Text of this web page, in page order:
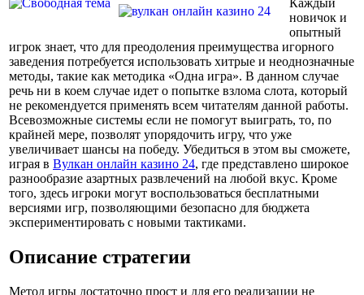
Каждый
новичок и
опытный
игрок знает, что для преодоления преимущества игорного
заведения потребуется использовать хитрые и неоднозначные
методы, такие как методика «Одна игра». В данном случае
речь ни в коем случае идет о попытке взлома слота, который
не рекомендуется применять всем читателям данной работы.
Всевозможные системы если не помогут выиграть, то, по
крайней мере, позволят упорядочить игру, что уже
увеличивает шансы на победу. Убедиться в этом вы сможете,
играя в Вулкан онлайн казино 24, где представлено широкое
разнообразие азартных развлечений на любой вкус. Кроме
того, здесь игроки могут воспользоваться бесплатными
версиями игр, позволяющими безопасно для бюджета
экспериментировать с новыми тактиками.
Описание стратегии
Метод игры достаточно прост и для его реализации не